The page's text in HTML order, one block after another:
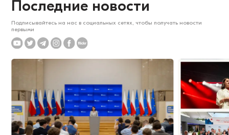
Последние новости
Подписывайтесь на нас в социальных сетях, чтобы получать новости
первыми